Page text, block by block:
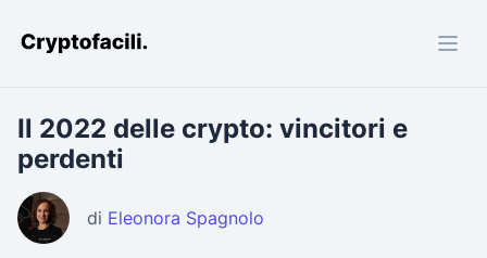
Cryptofacili.com
Il 2022 delle crypto: vincitori e
perdenti
di Eleonora Spagnolo